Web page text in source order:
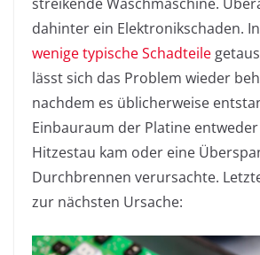
dahinter ein Elektronikschaden.
wenige typische Schadteile
lässt sich das Problem wieder
nachdem es üblicherweise
Einbauraum der Platine
Hitzestau kam oder eine
Durchbrennen verursachte.
zur nächsten Ursache: